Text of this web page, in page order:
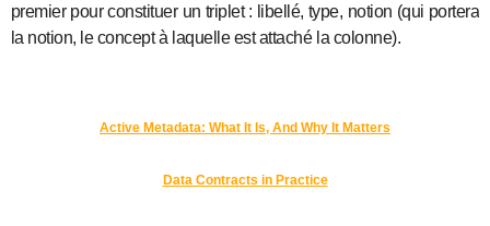
premier pour constituer un triplet : libellé, type, notion (qui portera
la notion, le concept à laquelle est attaché la colonne).
Active Metadata: What It Is, And Why It Matters
Data Contracts in Practice